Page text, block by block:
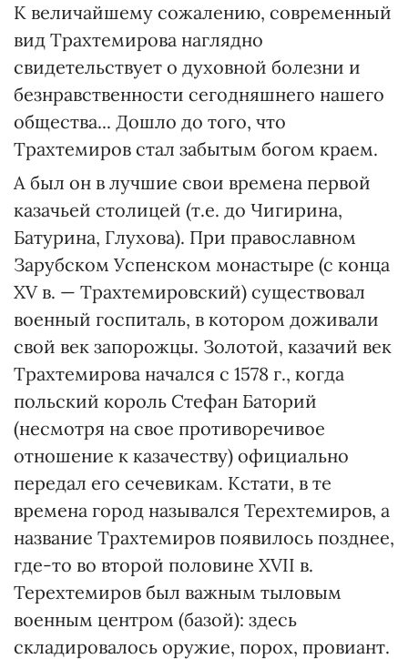
К величайшему сожалению, современный
вид Трахтемирова наглядно
свидетельствует о духовной болезни и
безнравственности сегодняшнего нашего
общества... Дошло до того, что
Трахтемиров стал забытым богом краем.
А был он в лучшие свои времена первой
казачьей столицей (т.е. до Чигирина,
Батурина, Глухова). При православном
Зарубском Успенском монастыре (с конца
XV в. — Трахтемировский) существовал
военный госпиталь, в котором доживали
свой век запорожцы. Золотой, казачий век
Трахтемирова начался с 1578 г., когда
польский король Стефан Баторий
(несмотря на свое противоречивое
отношение к казачеству) официально
передал его сечевикам. Кстати, в те
времена город назывался Терехтемиров, а
название Трахтемиров появилось позднее,
где-то во второй половине XVII в.
Терехтемиров был важным тыловым
военным центром (базой): здесь
складировалось оружие, порох, провиант.